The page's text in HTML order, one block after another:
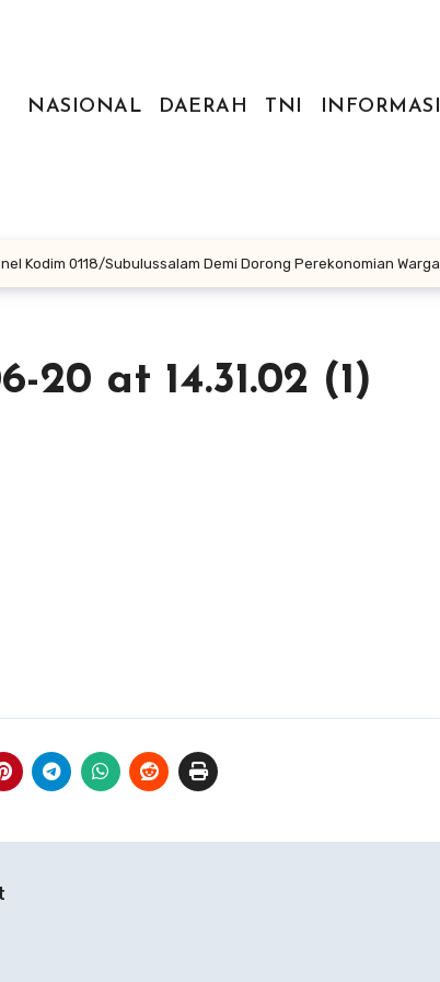
NASIONAL
DAERAH TNI INFORMASI
Kodim 0118/Subulussalam Demi Dorong Perekonomian Warga
at 14.31.02 (1)